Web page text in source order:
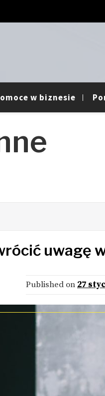
w biznesie
uwagę
Published on 27